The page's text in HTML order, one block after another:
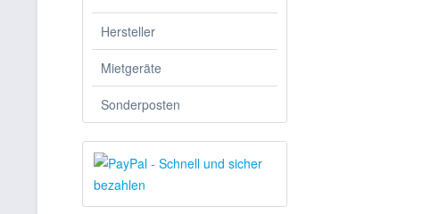
Hersteller
Mietgeräte
Sonderposten